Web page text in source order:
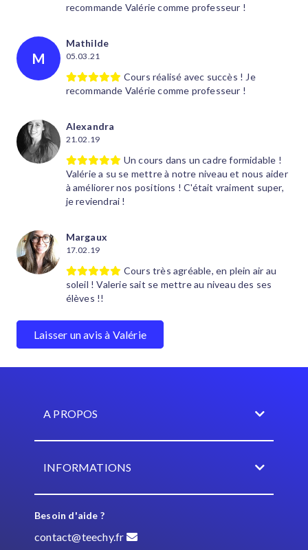
recommande Valérie comme professeur !
M
Mathilde
05.03.21
Cours réalisé avec succès ! Je
recommande Valérie comme professeur !
Alexandra
21.02.19
Un cours dans un cadre formidable !
Valérie a su se mettre à notre niveau et nous aider
à améliorer nos positions ! C'était vraiment super,
je reviendrai !
Margaux
17.02.19
Cours très agréable, en plein air au
soleil ! Valerie sait se mettre au niveau des ses
élèves !!
Laisser un avis à Valérie
A PROPOS
INFORMATIONS
Besoin d'aide ?
contact@teechy.fr